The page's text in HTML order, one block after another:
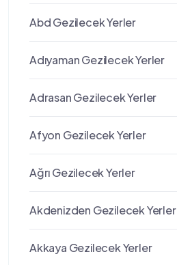
Abd Gezilecek Yerler
Adıyaman Gezilecek Yerler
Adrasan Gezilecek Yerler
Afyon Gezilecek Yerler
Ağrı Gezilecek Yerler
Akdenizden Gezilecek Yerler
Akkaya Gezilecek Yerler